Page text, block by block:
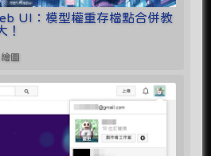
UI：模型權重存檔點合併教
！
圖